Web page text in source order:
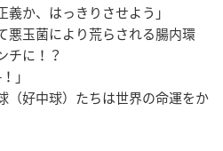
義か、はっきりさせよう」
悪玉菌により荒らされる腸内環
チに！？
」
（好中球）たちは世界の命運をか